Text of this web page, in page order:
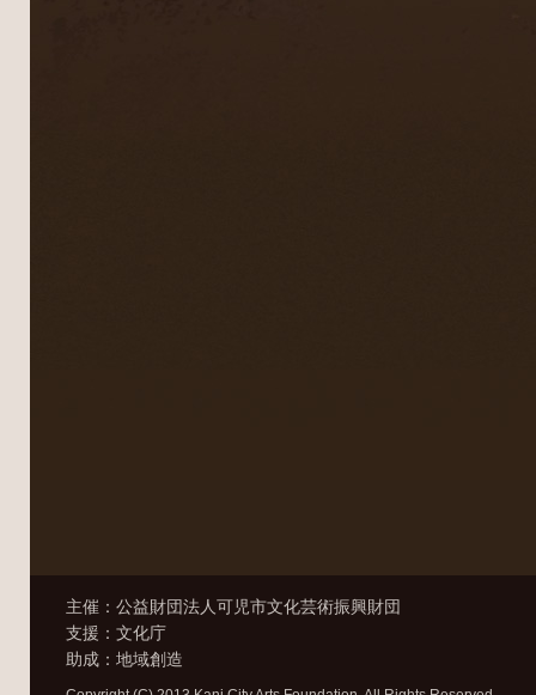
主催：公益財団法人可児市文化芸術振興財団
支援：文化庁
助成：地域創造